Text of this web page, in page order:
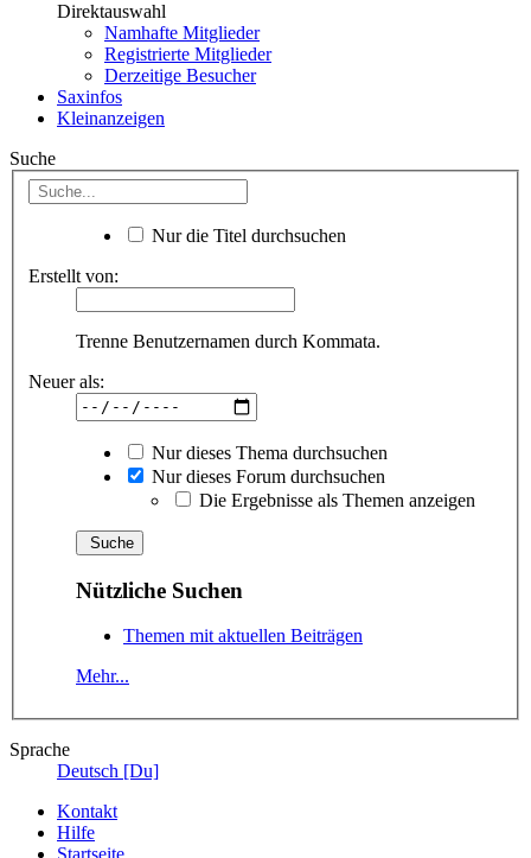
Direktauswahl
Namhafte Mitglieder
Registrierte Mitglieder
Derzeitige Besucher
Saxinfos
Kleinanzeigen
Suche
Nur die Titel durchsuchen
Erstellt von:
Trenne Benutzernamen durch Kommata.
Neuer als:
Nur dieses Thema durchsuchen
Nur dieses Forum durchsuchen
Die Ergebnisse als Themen anzeigen
Nützliche Suchen
Themen mit aktuellen Beiträgen
Mehr...
Sprache
Deutsch [Du]
Kontakt
Hilfe